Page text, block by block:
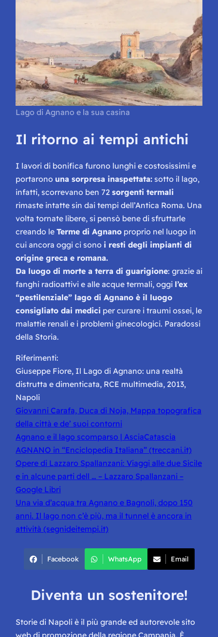
Lago di Agnano e la sua casina
Il ritorno ai tempi antichi
I lavori di bonifica furono lunghi e costosissimi e
portarono una sorpresa inaspettata: sotto il lago,
infatti, scorrevano ben 72 sorgenti termali
rimaste intatte sin dai tempi dell’Antica Roma. Una
volta tornate libere, si pensò bene di sfruttarle
creando le Terme di Agnano proprio nel luogo in
cui ancora oggi ci sono i resti degli impianti di
origine greca e romana.
Da luogo di morte a terra di guarigione: grazie ai
fanghi radioattivi e alle acque termali, oggi l’ex
“pestilenziale” lago di Agnano è il luogo
consigliato dai medici per curare i traumi ossei, le
malattie renali e i problemi ginecologici. Paradossi
della Storia.
Riferimenti:
Giuseppe Fiore, Il Lago di Agnano: una realtà
distrutta e dimenticata, RCE multimedia, 2013,
Napoli
Giovanni Carafa, Duca di Noja, Mappa topografica
della città e de’ suoi contorni
Agnano e il lago scomparso | AsciaCatascia
AGNANO in “Enciclopedia Italiana” (treccani.it)
Opere di Lazzaro Spallanzani: Viaggi alle due Sicile
e in alcune parti dell … – Lazzaro Spallanzani –
Google Libri
Una via d’acqua tra Agnano e Bagnoli, dopo 150
anni. Il lago non c’è più, ma il tunnel è ancora in
attività (segnideitempi.it)
Facebook WhatsApp Email
Diventa un sostenitore!
Storie di Napoli è il più grande ed autorevole sito
web di promozione della regione Campania. È